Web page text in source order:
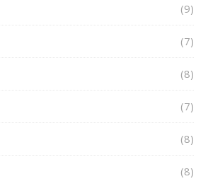
(9)
(7)
(8)
(7)
(8)
(8)